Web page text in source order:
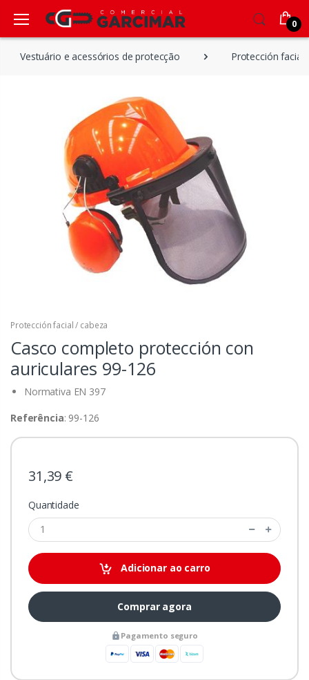
0
Vestuário e acessórios de protecção Protección facial
Protección facial / cabeza
Casco completo protección con
auriculares 99-126
Normativa EN 397
Referência: 99-126
31,39 €
Quantidade
Adicionar ao carro
Comprar agora
Pagamento seguro